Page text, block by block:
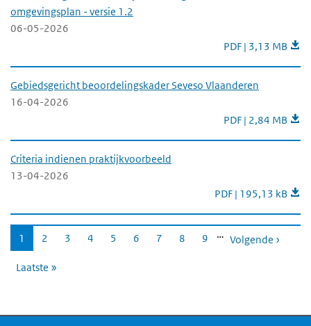
omgevingsplan - versie 1.2
06-05-2026
Handreiking
PDF | 3,13 MB
Gebiedsgericht beoordelingskader Seveso Vlaanderen
16-04-2026
Gebiedsgericht
PDF | 2,84 MB
Criteria indienen praktijkvoorbeeld
13-04-2026
Criteria indienen
PDF | 195,13 kB
Paginering
Huidige
pagina
1 Pagina
2 Pagina
3 Pagina
4 Pagina
5 Pagina
6 Pagina
7 Pagina
8 Pagina
9 … Volgende ›
Laatste »